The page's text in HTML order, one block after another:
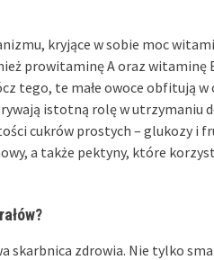
kryjące w sobie moc
prowitaminę A oraz witaminę
tego, te małe owoce obfitują w
istotną rolę w utrzymaniu
cukrów prostych – glukozy i
a także pektyny, które
skarbnica zdrowia. Nie tylko